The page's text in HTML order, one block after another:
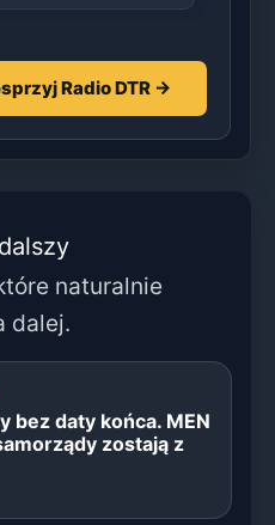
Radio DTR →
naturalnie
dalej.
bez daty końca. MEN
zostają z